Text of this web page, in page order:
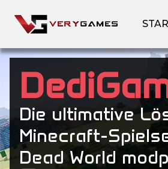
Die ultimative
Minecraft-
Dead World